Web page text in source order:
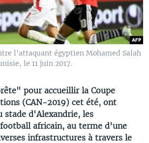
l'attaquant égyptien Mohamed Salah
le 11 juin 2017.
pour accueillir la Coupe
(CAN-2019) cet été, ont
stade d'Alexandrie, les
africain, au terme d'une
infrastructures à travers le